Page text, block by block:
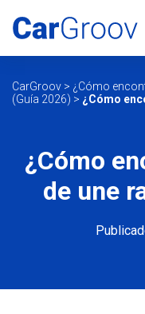
CarGroov > ¿Cómo
(Guía 2026) > ¿Cómo
¿Cómo
de une